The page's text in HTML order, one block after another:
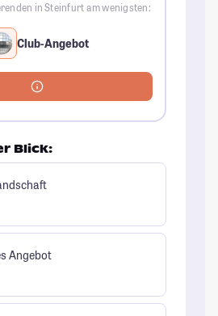
in Steinfurt am wenigsten:
Club-Angebot
Blick:
Angebot